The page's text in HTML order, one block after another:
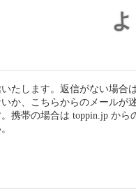
たします。返信がない場合
か、こちらからのメールが
携帯の場合は toppin.jp から